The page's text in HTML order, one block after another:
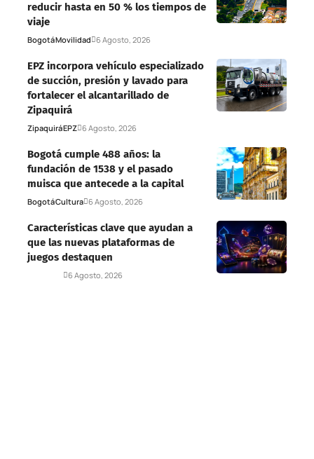
reducir hasta en 50 % los tiempos de
viaje
BogotáMovilidad 6 Agosto, 2026
EPZ incorpora vehículo especializado
de succión, presión y lavado para
fortalecer el alcantarillado de
Zipaquirá
ZipaquiráEPZ 6 Agosto, 2026
Bogotá cumple 488 años: la
fundación de 1538 y el pasado
muisca que antecede a la capital
BogotáCultura 6 Agosto, 2026
Características clave que ayudan a
que las nuevas plataformas de
juegos destaquen
6 Agosto, 2026